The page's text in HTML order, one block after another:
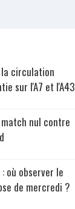
circulation
sur l'A7 et l'A43
nul contre
où observer le
de mercredi ?